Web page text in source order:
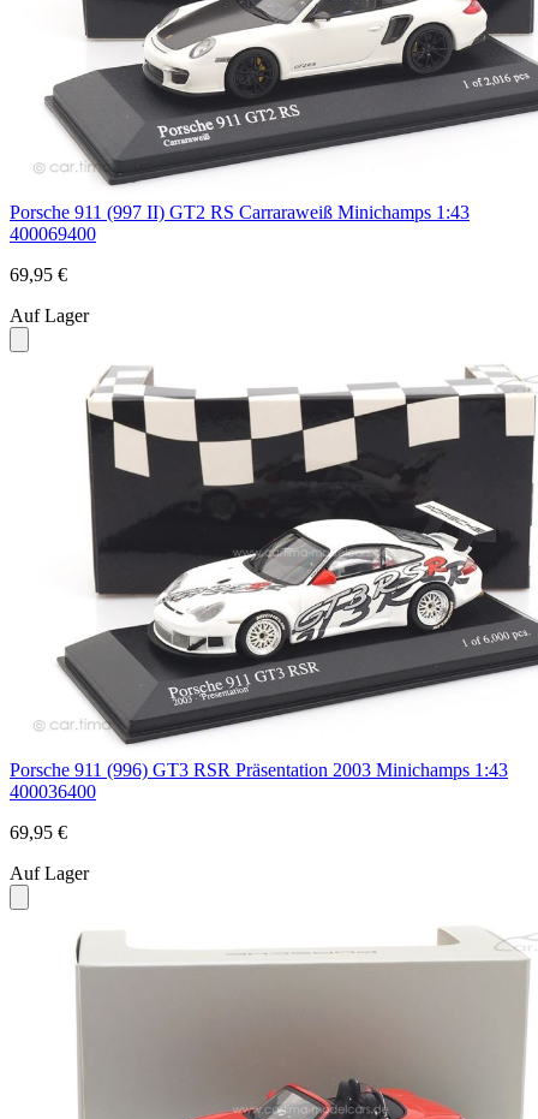
Porsche 911 (997 II) GT2 RS Carraraweiß Minichamps 1:43
400069400
69,95 €
Auf Lager
Porsche 911 (996) GT3 RSR Präsentation 2003 Minichamps 1:43
400036400
69,95 €
Auf Lager